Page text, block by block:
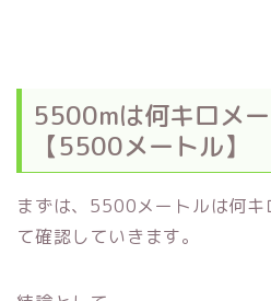
5500mは何キロメ
【5500メートル】
まずは、5500メートルは何
て確認していきます。